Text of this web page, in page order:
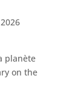
planète
on the